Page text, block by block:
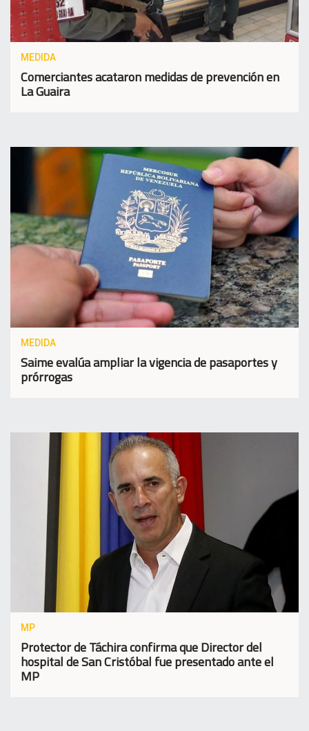
MEDIDA
Comerciantes acataron medidas de prevención en
La Guaira
MEDIDA
Saime evalúa ampliar la vigencia de pasaportes y
prórrogas
MP
Protector de Táchira confirma que Director del
hospital de San Cristóbal fue presentado ante el
MP